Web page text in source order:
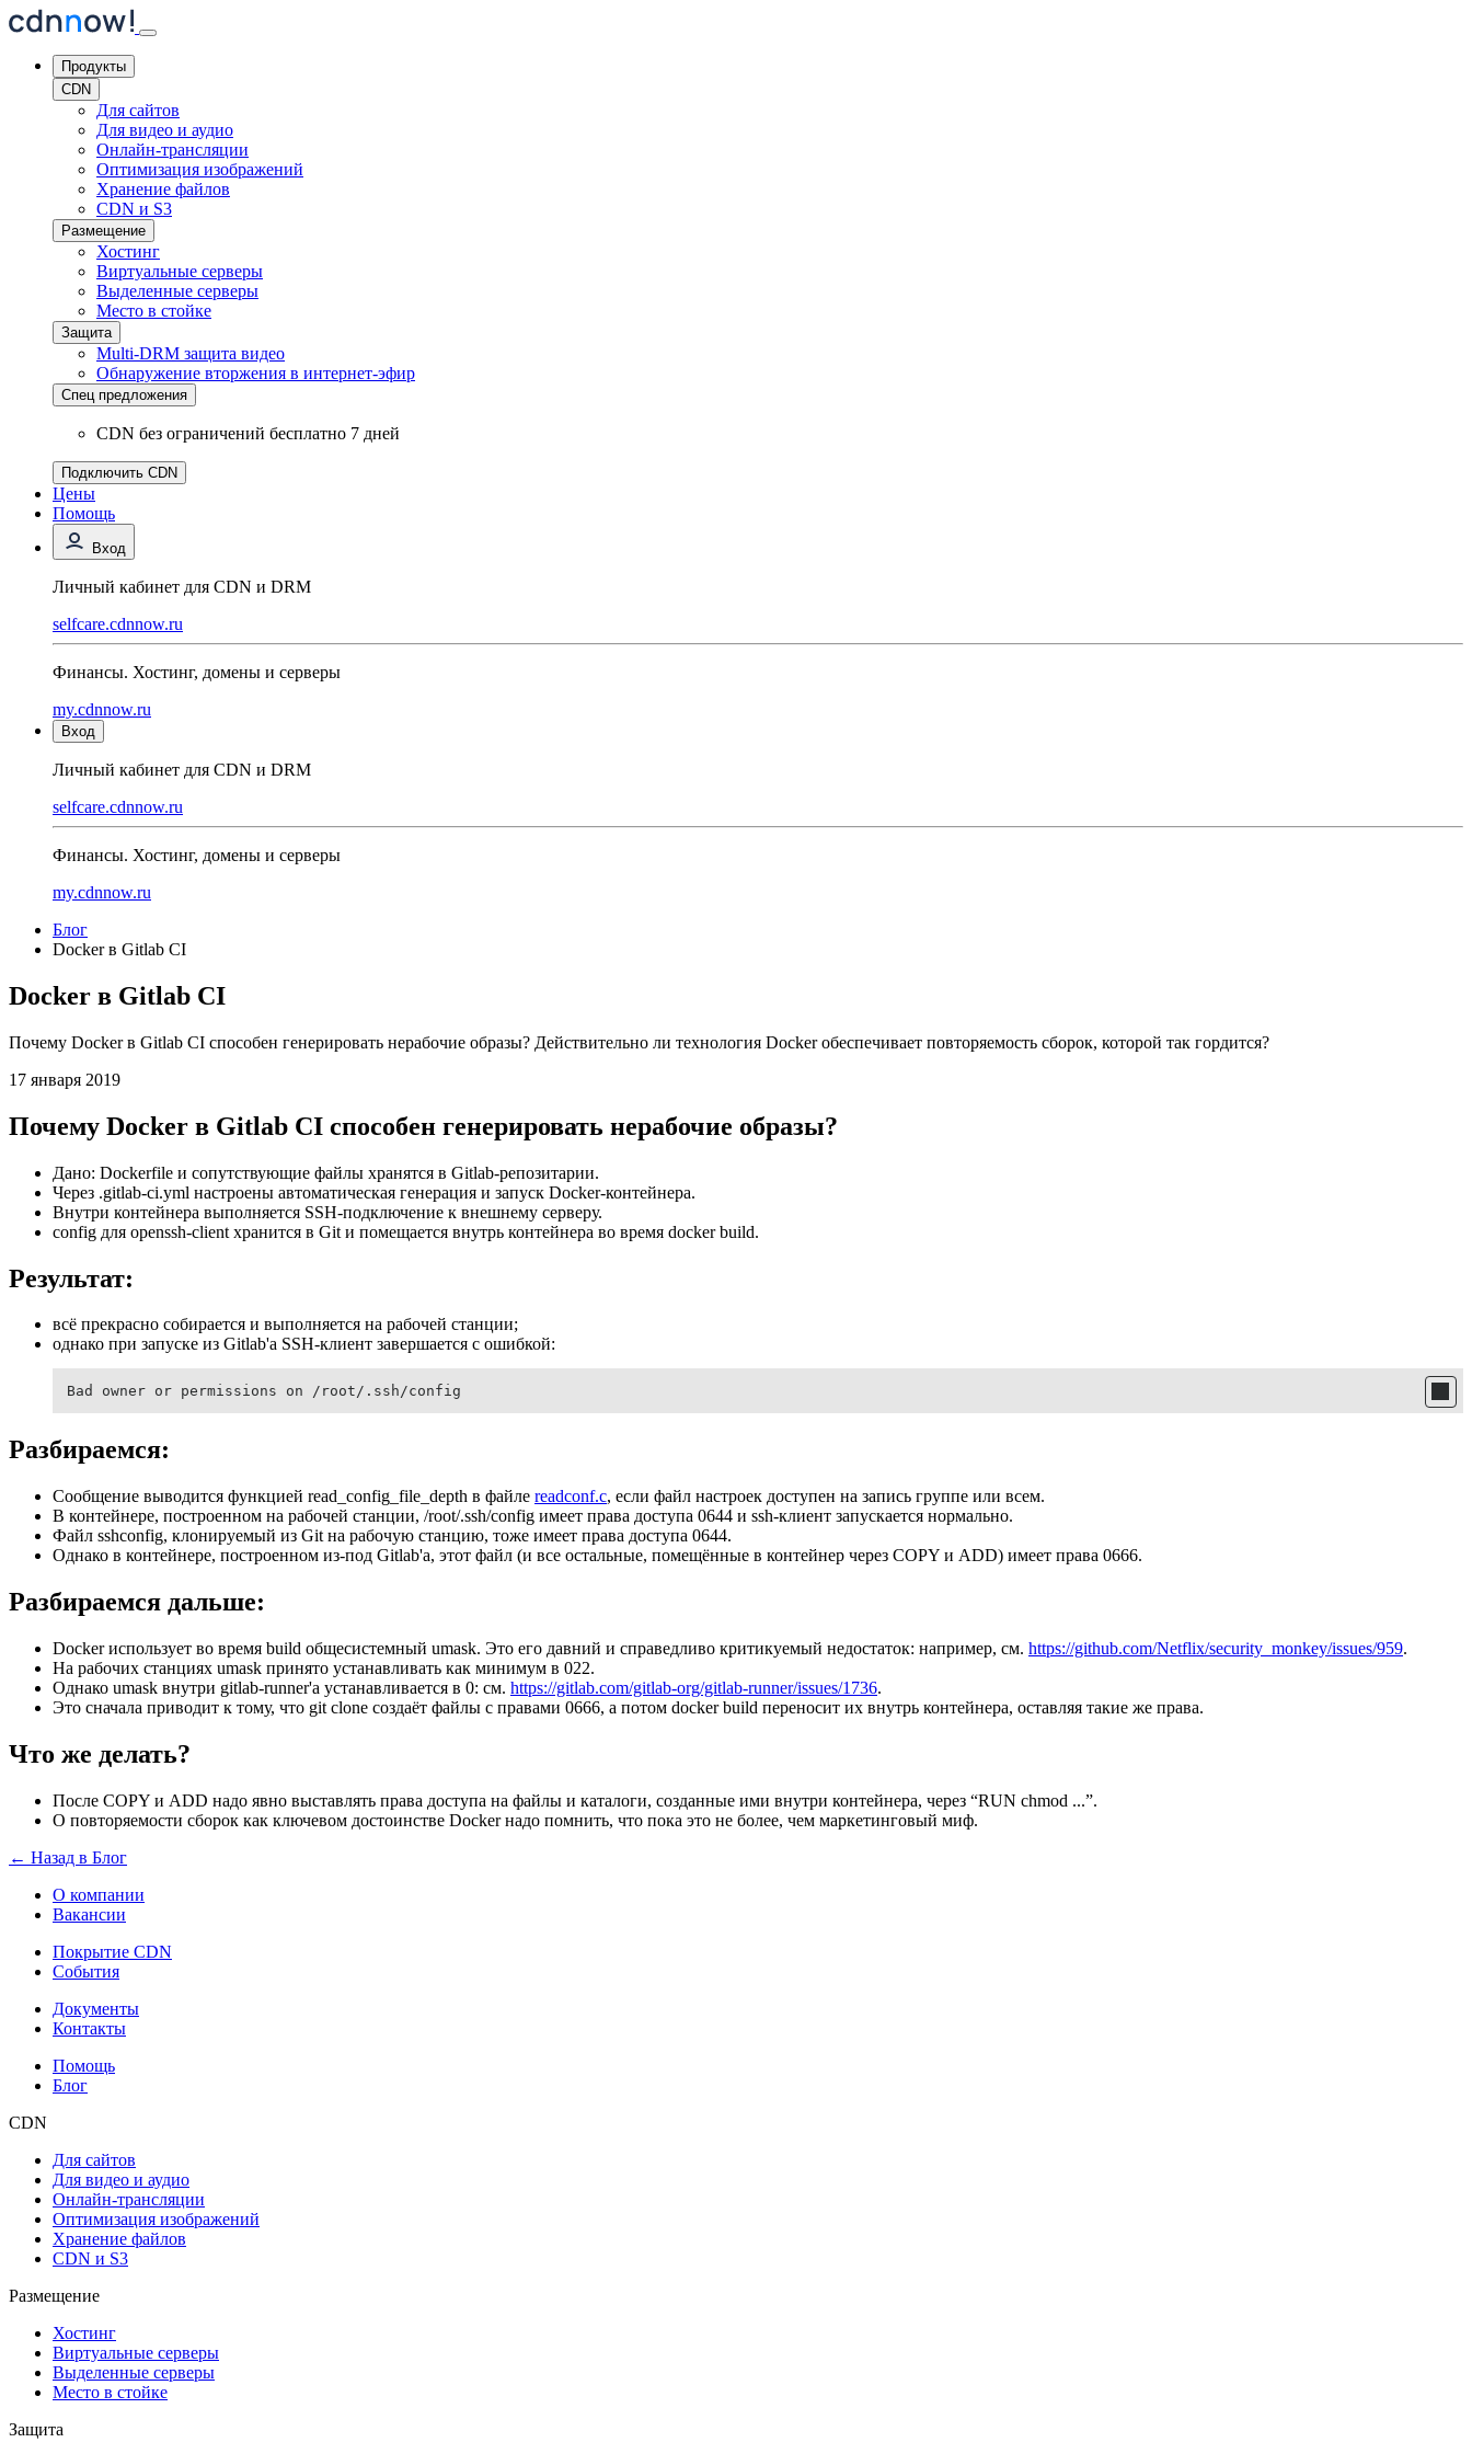
Продукты
CDN
Для сайтов
Для видео и аудио
Онлайн-трансляции
Оптимизация изображений
Хранение файлов
CDN и S3
Размещение
Хостинг
Виртуальные серверы
Выделенные серверы
Место в стойке
Защита
Multi-DRM защита видео
Обнаружение вторжения в интернет-эфир
Спец предложения
CDN без ограничений бесплатно 7 дней
Подключить CDN
Цены
Помощь
Вход
Личный кабинет для CDN и DRM
selfcare.cdnnow.ru
Финансы. Хостинг, домены и серверы
my.cdnnow.ru
Вход
Личный кабинет для CDN и DRM
selfcare.cdnnow.ru
Финансы. Хостинг, домены и серверы
my.cdnnow.ru
Блог
Docker в Gitlab CI
Docker в Gitlab CI
Почему Docker в Gitlab CI способен генерировать нерабочие образы? Действительно ли технология Docker обеспечивает повторяемость сборок, которой так гордится?
17 января 2019
Почему Docker в Gitlab CI способен генерировать нерабочие образы?
Дано: Dockerfile и сопутствующие файлы хранятся в Gitlab-репозитарии.
Через .gitlab-ci.yml настроены автоматическая генерация и запуск Docker-контейнера.
Внутри контейнера выполняется SSH-подключение к внешнему серверу.
config для openssh-client хранится в Git и помещается внутрь контейнера во время docker build.
Результат:
всё прекрасно собирается и выполняется на рабочей станции;
однако при запуске из Gitlab'a SSH-клиент завершается с ошибкой:
Bad owner or permissions on /root/.ssh/config
Разбираемся:
Сообщение выводится функцией read_config_file_depth в файле readconf.c, если файл настроек доступен на запись группе или всем.
В контейнере, построенном на рабочей станции, /root/.ssh/config имеет права доступа 0644 и ssh-клиент запускается нормально.
Файл sshconfig, клонируемый из Git на рабочую станцию, тоже имеет права доступа 0644.
Однако в контейнере, построенном из-под Gitlab'a, этот файл (и все остальные, помещённые в контейнер через COPY и ADD) имеет права 0666.
Разбираемся дальше:
Docker использует во время build общесистемный umask. Это его давний и справедливо критикуемый недостаток: например, см. https://github.com/Netflix/security_monkey/issues/959.
На рабочих станциях umask принято устанавливать как минимум в 022.
Однако umask внутри gitlab-runner'a устанавливается в 0: см. https://gitlab.com/gitlab-org/gitlab-runner/issues/1736.
Это сначала приводит к тому, что git clone создаёт файлы с правами 0666, а потом docker build переносит их внутрь контейнера, оставляя такие же права.
Что же делать?
После COPY и ADD надо явно выставлять права доступа на файлы и каталоги, созданные ими внутри контейнера, через “RUN chmod ...”.
О повторяемости сборок как ключевом достоинстве Docker надо помнить, что пока это не более, чем маркетинговый миф.
← Назад в Блог
О компании
Вакансии
Покрытие CDN
События
Документы
Контакты
Помощь
Блог
CDN
Для сайтов
Для видео и аудио
Онлайн-трансляции
Оптимизация изображений
Хранение файлов
CDN и S3
Размещение
Хостинг
Виртуальные серверы
Выделенные серверы
Место в стойке
Защита